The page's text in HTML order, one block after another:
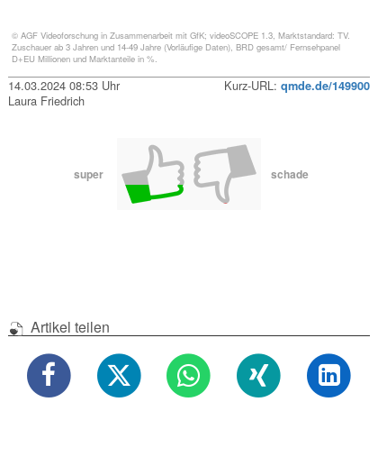
© AGF Videoforschung in Zusammenarbeit mit GfK; videoSCOPE 1.3, Marktstandard: TV.
Zuschauer ab 3 Jahren und 14-49 Jahre (Vorläufige Daten), BRD gesamt/ Fernsehpanel
D+EU Millionen und Marktanteile in %.
14.03.2024 08:53 Uhr Kurz-URL: qmde.de/149900
Laura Friedrich
super schade
Artikel teilen